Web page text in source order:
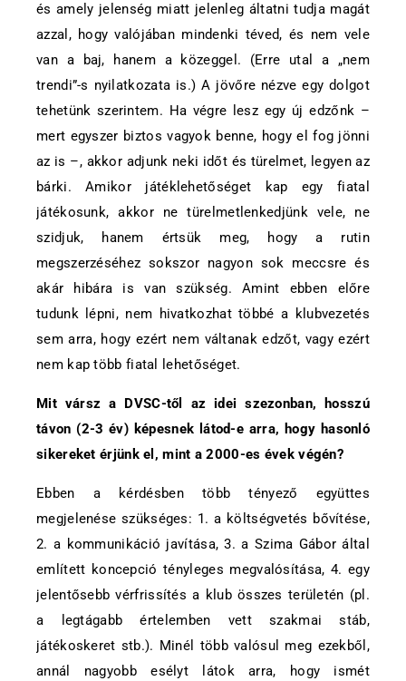
és amely jelenség miatt jelenleg áltatni tudja magát
azzal, hogy valójában mindenki téved, és nem vele
van a baj, hanem a közeggel. (Erre utal a „nem
trendi”-s nyilatkozata is.) A jövőre nézve egy dolgot
tehetünk szerintem. Ha végre lesz egy új edzőnk –
mert egyszer biztos vagyok benne, hogy el fog jönni
az is –, akkor adjunk neki időt és türelmet, legyen az
bárki. Amikor játéklehetőséget kap egy fiatal
játékosunk, akkor ne türelmetlenkedjünk vele, ne
szidjuk, hanem értsük meg, hogy a rutin
megszerzéséhez sokszor nagyon sok meccsre és
akár hibára is van szükség. Amint ebben előre
tudunk lépni, nem hivatkozhat többé a klubvezetés
sem arra, hogy ezért nem váltanak edzőt, vagy ezért
nem kap több fiatal lehetőséget.
Mit vársz a DVSC-től az idei szezonban, hosszú
távon (2-3 év) képesnek látod-e arra, hogy hasonló
sikereket érjünk el, mint a 2000-es évek végén?
Ebben a kérdésben több tényező együttes
megjelenése szükséges: 1. a költségvetés bővítése,
2. a kommunikáció javítása, 3. a Szima Gábor által
említett koncepció tényleges megvalósítása, 4. egy
jelentősebb vérfrissítés a klub összes területén (pl.
a legtágabb értelemben vett szakmai stáb,
játékoskeret stb.). Minél több valósul meg ezekből,
annál nagyobb esélyt látok arra, hogy ismét